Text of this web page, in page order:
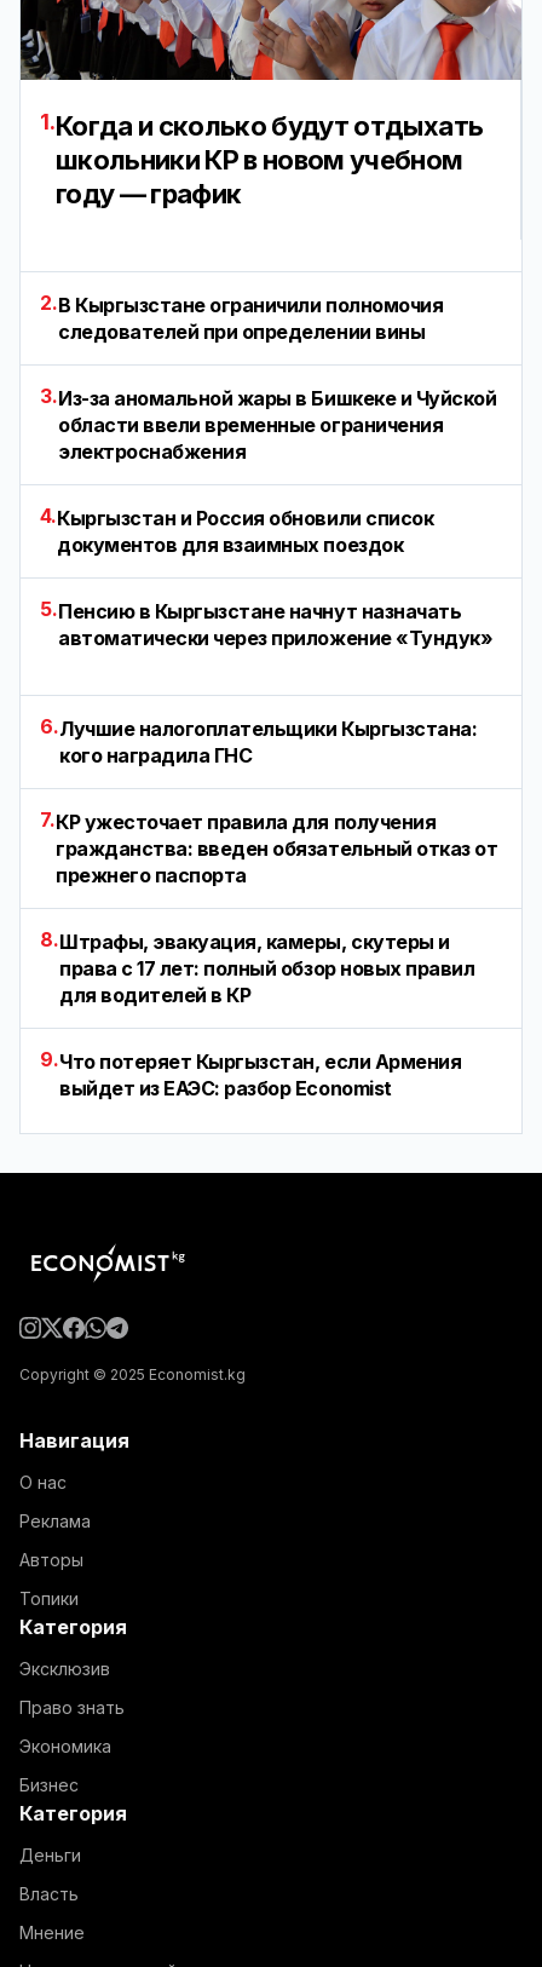
1.Когда и сколько будут отдыхать
школьники КР в новом учебном
году — график
2.В Кыргызстане ограничили полномочия
следователей при определении вины
3.Из-за аномальной жары в Бишкеке и Чуйской
области ввели временные ограничения
электроснабжения
4.Кыргызстан и Россия обновили список
документов для взаимных поездок
5.Пенсию в Кыргызстане начнут назначать
автоматически через приложение «Тундук»
6.Лучшие налогоплательщики Кыргызстана:
кого наградила ГНС
7.КР ужесточает правила для получения
гражданства: введен обязательный отказ от
прежнего паспорта
8.Штрафы, эвакуация, камеры, скутеры и
права с 17 лет: полный обзор новых правил
для водителей в КР
9.Что потеряет Кыргызстан, если Армения
выйдет из ЕАЭС: разбор Economist
Copyright © 2025 Economist.kg
Навигация
О нас
Реклама
Авторы
Топики
Категория
Эксклюзив
Право знать
Экономика
Бизнес
Категория
Деньги
Власть
Мнение